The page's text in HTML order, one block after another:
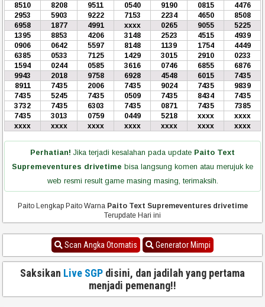
8510
8208 9511 0540 9190 0815
4476
2953
5903 9222 7153 2234 4650
8508
6958
1877 4991 xxxx 0265 9055
5225
1395
8853 4206 3148 2523 4515
4939
0906
0642 5597 8148 1139 1754
4449
6385
0533 7125 1429 3015 2910
0233
1594
0244 0585 3616 0746 6855
6876
9943
2018 9758 6928 4548 6015
7435
8911
7435 2006 7435 9024 7435
9839
7435
5245 7435 0509 7435 8434
7435
3732
7435 6303 7435 0871 7435
7385
7435
3013 0759 0449 5218 xxxx
xxxx
xxxx
xxxx xxxx xxxx xxxx xxxx xxxx
Perhatian! Jika terjadi kesalahan pada update Paito Text
Supremeventures drivetime bisa langsung komen atau merujuk ke
web resmi result game masing masing, terimaksih.
Paito Lengkap Paito Warna Paito Text Supremeventures drivetime
Terupdate Hari ini
Scan Angka Otomatis Generator Mimpi
Saksikan Live SGP disini, dan jadilah yang pertama
menjadi pemenang!!